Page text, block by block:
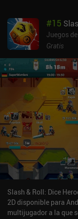
rondas.Curiosamente,
destacados, cuyas
Además, la energía
cambian cada
defraudada por la
aunque hay muchas
otro lado, esto y el
mínimo el RNG.La
generosa. Las dos
pueden comprar
algunas cartas sólo
de otras cartas, lo que
es un CCG
un RNG mínimo y una
un poco aburrido
arquetipos en torno a
#15
Juegos
Gratis
Slash & Roll: Dice
2D disponible para
multijugador a la que